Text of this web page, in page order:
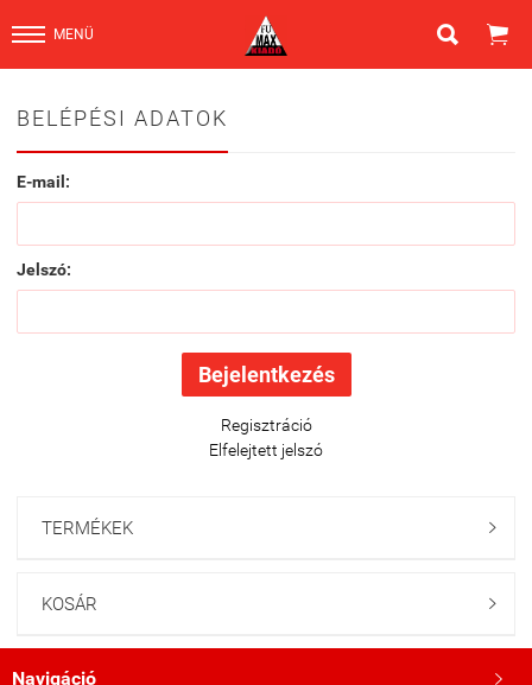
MENÜ  
BELÉPÉSI ADATOK
E-mail:
Jelszó:
Regisztráció
Elfelejtett jelszó
TERMÉKEK 
KOSÁR 
Navigáció 